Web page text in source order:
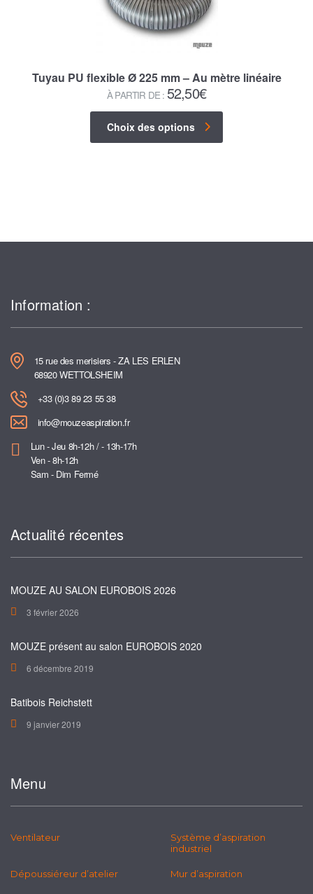
Tuyau PU flexible Ø 225 mm – Au mètre linéaire
À PARTIR DE : 52,50€
Choix des options
Information :
15 rue des merisiers - ZA LES ERLEN
68920 WETTOLSHEIM
+33 (0)3 89 23 55 38
info@mouzeaspiration.fr
Lun - Jeu 8h-12h / - 13h-17h
Ven - 8h-12h
Sam - Dim Fermé
Actualité récentes
MOUZE AU SALON EUROBOIS 2026
3 février 2026
MOUZE présent au salon EUROBOIS 2020
6 décembre 2019
Batibois Reichstett
9 janvier 2019
Menu
Ventilateur
Système d’aspiration
industriel
Dépoussiéreur d’atelier Mur d’aspiration